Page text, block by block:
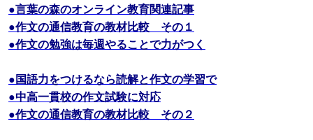
●言葉の森のオンライン教育関連記事
●作文の通信教育の教材比較 その１
●作文の勉強は毎週やることで力がつく
●国語力をつけるなら読解と作文の学習で
●中高一貫校の作文試験に対応
●作文の通信教育の教材比較 その２